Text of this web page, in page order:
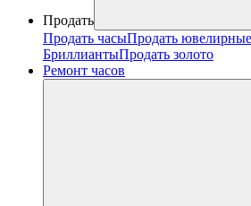
Продать
Продать часыПродать
БриллиантыПродать золото
Ремонт часов